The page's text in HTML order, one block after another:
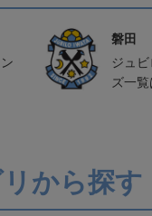
磐田
ジュ
ズ一覧
から探す